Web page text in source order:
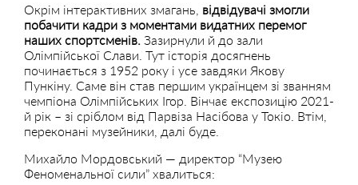
Окрім інтерактивних змагань, відвідувачі змогли
побачити кадри з моментами видатних перемог
наших спортсменів. Зазирнули й до зали
Олімпійської Слави. Тут історія досягнень
починається з 1952 року і усе завдяки Якову
Пункіну. Саме він став першим українцем зі званням
чемпіона Олімпійських Ігор. Вінчає експозицію 2021-
й рік – зі сріблом від Парвіза Насібова у Токіо. Втім,
переконані музейники, далі буде.
Михайло Мордовський — директор “Музею
Феноменальної сили” хвалиться: